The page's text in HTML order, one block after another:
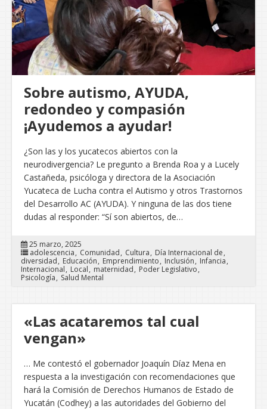
Sobre autismo, AYUDA,
redondeo y compasión
¡Ayudemos a ayudar!
¿Son las y los yucatecos abiertos con la
neurodivergencia? Le pregunto a Brenda Roa y a Lucely
Castañeda, psicóloga y directora de la Asociación
Yucateca de Lucha contra el Autismo y otros Trastornos
del Desarrollo AC (AYUDA). Y ninguna de las dos tiene
dudas al responder: “Sí son abiertos, de…
25 marzo, 2025
adolescencia
Comunidad Cultura
Día Internacional de
diversidad
Educación Emprendimiento Inclusión
Infancia
Internacional
Local maternidad
Poder Legislativo
Psicología
Salud Mental
«Las acataremos tal cual
vengan»
… Me contestó el gobernador Joaquín Díaz Mena en
respuesta a la investigación con recomendaciones que
hará la Comisión de Derechos Humanos de Estado de
Yucatán (Codhey) a las autoridades del Gobierno del